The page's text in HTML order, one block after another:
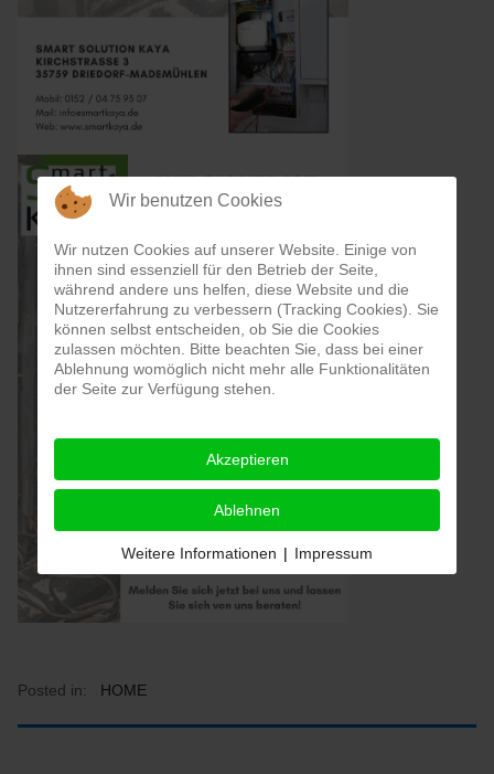
Posted in: HOME
Wir benutzen Cookies
Wir nutzen Cookies auf unserer Website. Einige von
ihnen sind essenziell für den Betrieb der Seite,
während andere uns helfen, diese Website und die
Nutzererfahrung zu verbessern (Tracking Cookies). Sie
können selbst entscheiden, ob Sie die Cookies
zulassen möchten. Bitte beachten Sie, dass bei einer
Ablehnung womöglich nicht mehr alle Funktionalitäten
der Seite zur Verfügung stehen.
Akzeptieren
Ablehnen
Weitere Informationen | Impressum